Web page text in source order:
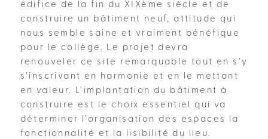
édifice de la fin du XIXème siècle et de
construire un bâtiment neuf, attitude qui
nous semble saine et vraiment bénéfique
pour le collège. Le projet devra
renouveler ce site remarquable tout en s’y
s’inscrivant en harmonie et en le mettant
en valeur. L’implantation du bâtiment à
construire est le choix essentiel qui va
déterminer l’organisation des espaces la
fonctionnalité et la lisibilité du lieu.